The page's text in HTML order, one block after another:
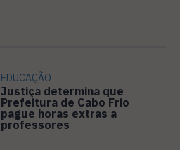
EDUCAÇÃO
Justiça determina que
Prefeitura de Cabo Frio
pague horas extras a
professores